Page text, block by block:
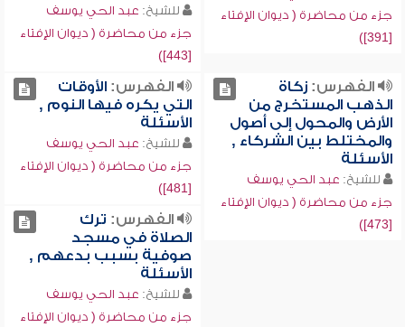
جزء من محاضرة ( ديوان الإفتاء
[391])
للشيخ: عبد الحي يوسف
جزء من محاضرة ( ديوان الإفتاء
[443])
الفهرس:زكاة
الذهب المستخرج من
الأرض والمحول إلى أصول
والمختلط بين الشركاء ,
الأسئلة
للشيخ: عبد الحي يوسف
جزء من محاضرة ( ديوان الإفتاء
[473])
الفهرس:الأوقات
التي يكره فيها النوم ,
الأسئلة
للشيخ: عبد الحي يوسف
جزء من محاضرة ( ديوان الإفتاء
[481])
الفهرس: ترك
الصلاة في مسجد
صوفية بسبب بدعهم ,
الأسئلة
للشيخ: عبد الحي يوسف
جزء من محاضرة ( ديوان الإفتاء